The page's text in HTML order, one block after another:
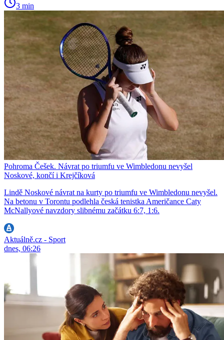
3 min
Pohroma Češek. Návrat po triumfu ve Wimbledonu nevyšel
Noskové, končí i Krejčíková
Lindě Noskové návrat na kurty po triumfu ve Wimbledonu nevyšel.
Na betonu v Torontu podlehla česká tenistka Američance Caty
McNallyové navzdory slibnému začátku 6:7, 1:6.
Aktuálně.cz - Sport
dnes, 06:26